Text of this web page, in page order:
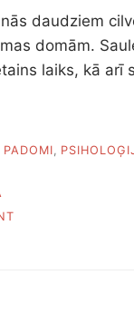
daudziem
domām.
laiks, kā arī
PADOMI,